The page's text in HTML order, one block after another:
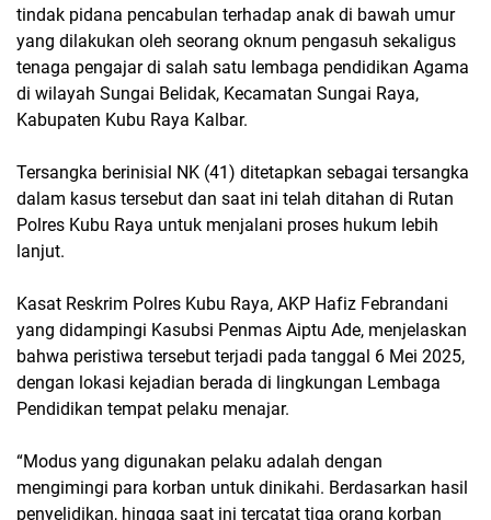
tindak pidana pencabulan terhadap anak di bawah umur
yang dilakukan oleh seorang oknum pengasuh sekaligus
tenaga pengajar di salah satu lembaga pendidikan Agama
di wilayah Sungai Belidak, Kecamatan Sungai Raya,
Kabupaten Kubu Raya Kalbar.
Tersangka berinisial NK (41) ditetapkan sebagai tersangka
dalam kasus tersebut dan saat ini telah ditahan di Rutan
Polres Kubu Raya untuk menjalani proses hukum lebih
lanjut.
Kasat Reskrim Polres Kubu Raya, AKP Hafiz Febrandani
yang didampingi Kasubsi Penmas Aiptu Ade, menjelaskan
bahwa peristiwa tersebut terjadi pada tanggal 6 Mei 2025,
dengan lokasi kejadian berada di lingkungan Lembaga
Pendidikan tempat pelaku menajar.
“Modus yang digunakan pelaku adalah dengan
mengimingi para korban untuk dinikahi. Berdasarkan hasil
penyelidikan, hingga saat ini tercatat tiga orang korban